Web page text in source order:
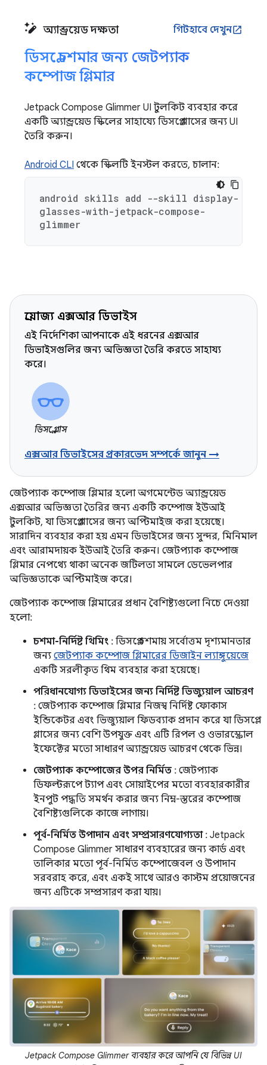
অ্যান্ড্রয়েড দক্ষতা গিটহাবে দেখুনopen_in_new
ডিসপ্লে চশমার জন্য জেটপ্যাক
কম্পোজ গ্লিমার
Jetpack Compose Glimmer UI টুলকিট ব্যবহার করে
একটি অ্যান্ড্রয়েড স্কিলের সাহায্যে ডিসপ্লে গ্লাসের জন্য UI
তৈরি করুন।
Android CLI থেকে স্কিলটি ইনস্টল করতে, চালান:
android skills add --skill display-
glasses-with-jetpack-compose-
glimmer
প্রযোজ্য এক্সআর ডিভাইস
এই নির্দেশিকা আপনাকে এই ধরনের এক্সআর
ডিভাইসগুলির জন্য অভিজ্ঞতা তৈরি করতে সাহায্য
করে।
ডিসপ্লে গ্লাস
এক্সআর ডিভাইসের প্রকারভেদ সম্পর্কে জানুন →
জেটপ্যাক কম্পোজ গ্লিমার হলো অগমেন্টেড অ্যান্ড্রয়েড
এক্সআর অভিজ্ঞতা তৈরির জন্য একটি কম্পোজ ইউআই
টুলকিট, যা ডিসপ্লে গ্লাসের জন্য অপ্টিমাইজ করা হয়েছে।
সারাদিন ব্যবহার করা হয় এমন ডিভাইসের জন্য সুন্দর, মিনিমাল
এবং আরামদায়ক ইউআই তৈরি করুন। জেটপ্যাক কম্পোজ
গ্লিমার নেপথ্যে থাকা অনেক জটিলতা সামলে ডেভেলপার
অভিজ্ঞতাকে অপ্টিমাইজ করে।
জেটপ্যাক কম্পোজ গ্লিমারের প্রধান বৈশিষ্ট্যগুলো নিচে দেওয়া
হলো:
চশমা-নির্দিষ্ট থিমিং : ডিসপ্লে চশমায় সর্বোত্তম দৃশ্যমানতার
জন্য জেটপ্যাক কম্পোজ গ্লিমারের ডিজাইন ল্যাঙ্গুয়েজে
একটি সরলীকৃত থিম ব্যবহার করা হয়েছে।
পরিধানযোগ্য ডিভাইসের জন্য নির্দিষ্ট ভিজ্যুয়াল আচরণ
: জেটপ্যাক কম্পোজ গ্লিমার নিজস্ব নির্দিষ্ট ফোকাস
ইন্ডিকেটর এবং ভিজ্যুয়াল ফিডব্যাক প্রদান করে যা ডিসপ্লে
গ্লাসের জন্য বেশি উপযুক্ত এবং এটি রিপল ও ওভারস্ক্রোল
ইফেক্টের মতো সাধারণ অ্যান্ড্রয়েড আচরণ থেকে ভিন্ন।
জেটপ্যাক কম্পোজের উপর নির্মিত : জেটপ্যাক
ডিফল্টরূপে ট্যাপ এবং সোয়াইপের মতো ব্যবহারকারীর
ইনপুট পদ্ধতি সমর্থন করার জন্য নিম্ন-স্তরের কম্পোজ
বৈশিষ্ট্যগুলিকে কাজে লাগায়।
পূর্ব-নির্মিত উপাদান এবং সম্প্রসারণযোগ্যতা: Jetpack
Compose Glimmer সাধারণ ব্যবহারের জন্য কার্ড এবং
তালিকার মতো পূর্ব-নির্মিত কম্পোজেবল ও উপাদান
সরবরাহ করে, এবং একই সাথে আরও কাস্টম প্রয়োজনের
জন্য এটিকে সম্প্রসারণ করা যায়।
Jetpack Compose Glimmer ব্যবহার করে আপনি যে বিভিন্ন UI